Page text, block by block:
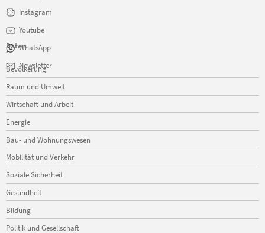
Instagram
Youtube
WhatsApp
Newsletter
Daten
Navigation
überspringen
Bevölkerung
Raum und Umwelt
Wirtschaft und Arbeit
Energie
Bau- und Wohnungswesen
Mobilität und Verkehr
Soziale Sicherheit
Gesundheit
Bildung
Politik und Gesellschaft